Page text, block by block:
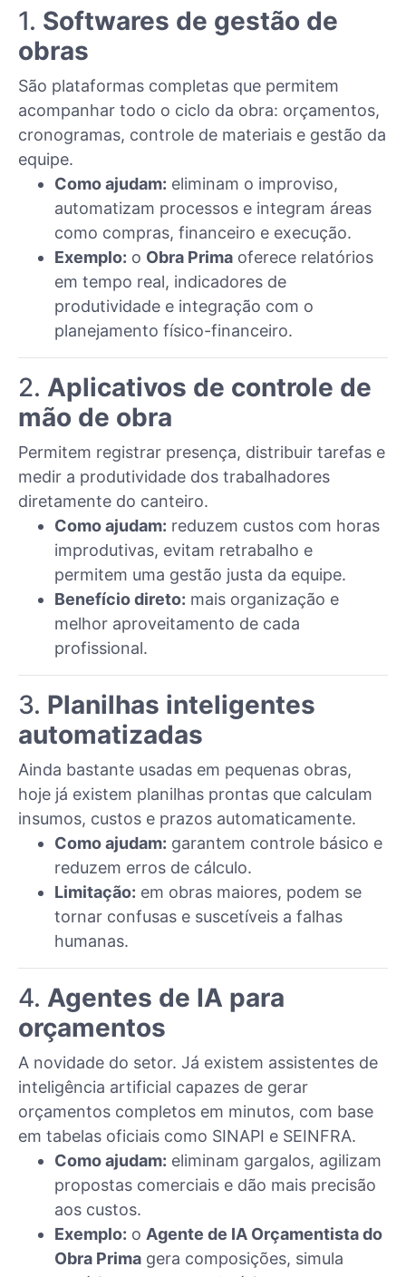
1. Softwares de gestão de
obras
São plataformas completas que permitem
acompanhar todo o ciclo da obra: orçamentos,
cronogramas, controle de materiais e gestão da
equipe.
Como ajudam: eliminam o improviso,
automatizam processos e integram áreas
como compras, financeiro e execução.
Exemplo: o Obra Prima oferece relatórios
em tempo real, indicadores de
produtividade e integração com o
planejamento físico-financeiro.
2. Aplicativos de controle de
mão de obra
Permitem registrar presença, distribuir tarefas e
medir a produtividade dos trabalhadores
diretamente do canteiro.
Como ajudam: reduzem custos com horas
improdutivas, evitam retrabalho e
permitem uma gestão justa da equipe.
Benefício direto: mais organização e
melhor aproveitamento de cada
profissional.
3. Planilhas inteligentes
automatizadas
Ainda bastante usadas em pequenas obras,
hoje já existem planilhas prontas que calculam
insumos, custos e prazos automaticamente.
Como ajudam: garantem controle básico e
reduzem erros de cálculo.
Limitação: em obras maiores, podem se
tornar confusas e suscetíveis a falhas
humanas.
4. Agentes de IA para
orçamentos
A novidade do setor. Já existem assistentes de
inteligência artificial capazes de gerar
orçamentos completos em minutos, com base
em tabelas oficiais como SINAPI e SEINFRA.
Como ajudam: eliminam gargalos, agilizam
propostas comerciais e dão mais precisão
aos custos.
Exemplo: o Agente de IA Orçamentista do
Obra Prima gera composições, simula